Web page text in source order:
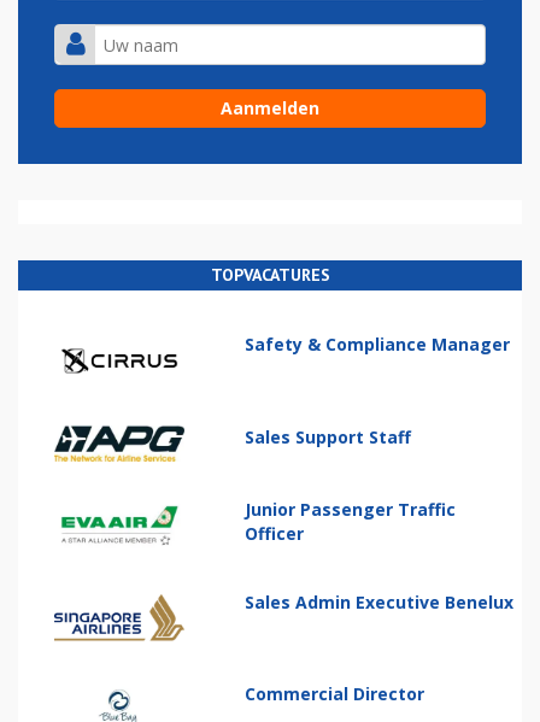
TOPVACATURES
Safety & Compliance Manager
Sales Support Staff
Junior Passenger Traffic
Officer
Sales Admin Executive Benelux
Commercial Director